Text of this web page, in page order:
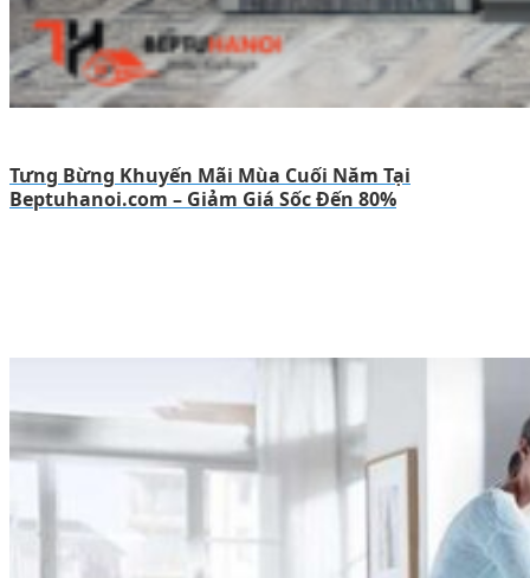
Tưng Bừng Khuyến Mãi Mùa Cuối Năm Tại
Beptuhanoi.com – Giảm Giá Sốc Đến 80%